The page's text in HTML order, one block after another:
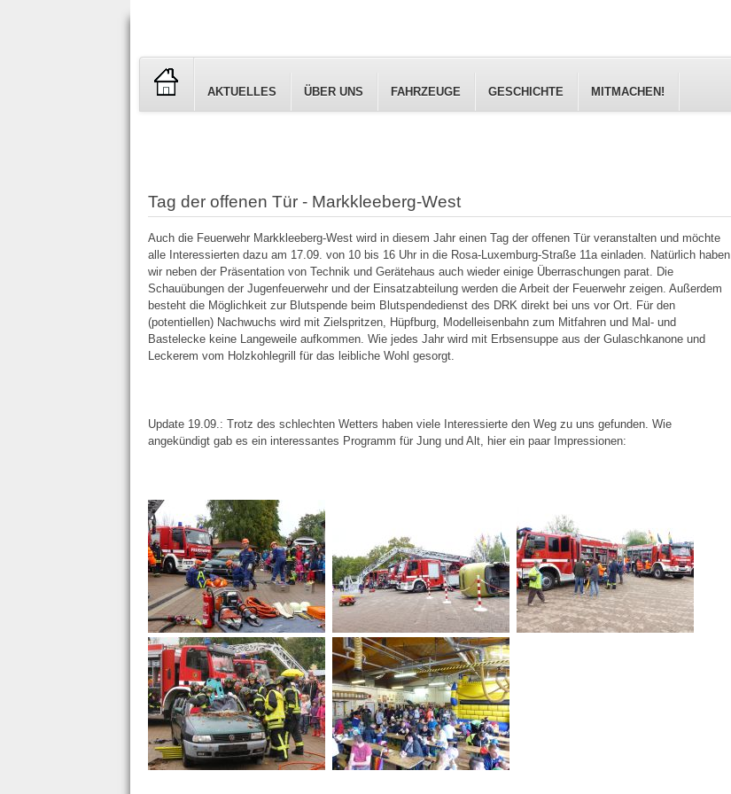
AKTUELLES ÜBER UNS FAHRZEUGE GESCHICHTE MITMACHEN!
Tag der offenen Tür - Markkleeberg-West
Auch die Feuerwehr Markkleeberg-West wird in diesem Jahr einen Tag der offenen Tür veranstalten und möchte
alle Interessierten dazu am 17.09. von 10 bis 16 Uhr in die Rosa-Luxemburg-Straße 11a einladen. Natürlich haben
wir neben der Präsentation von Technik und Gerätehaus auch wieder einige Überraschungen parat. Die
Schauübungen der Jugenfeuerwehr und der Einsatzabteilung werden die Arbeit der Feuerwehr zeigen. Außerdem
besteht die Möglichkeit zur Blutspende beim Blutspendedienst des DRK direkt bei uns vor Ort. Für den
(potentiellen) Nachwuchs wird mit Zielspritzen, Hüpfburg, Modelleisenbahn zum Mitfahren und Mal- und
Bastelecke keine Langeweile aufkommen. Wie jedes Jahr wird mit Erbsensuppe aus der Gulaschkanone und
Leckerem vom Holzkohlegrill für das leibliche Wohl gesorgt.
Update 19.09.: Trotz des schlechten Wetters haben viele Interessierte den Weg zu uns gefunden. Wie
angekündigt gab es ein interessantes Programm für Jung und Alt, hier ein paar Impressionen: